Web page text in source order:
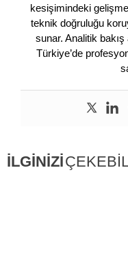
kesişimindeki
teknik doğruluğu
sunar. Analitik bakış
Türkiye’de
İLGİNİZİ